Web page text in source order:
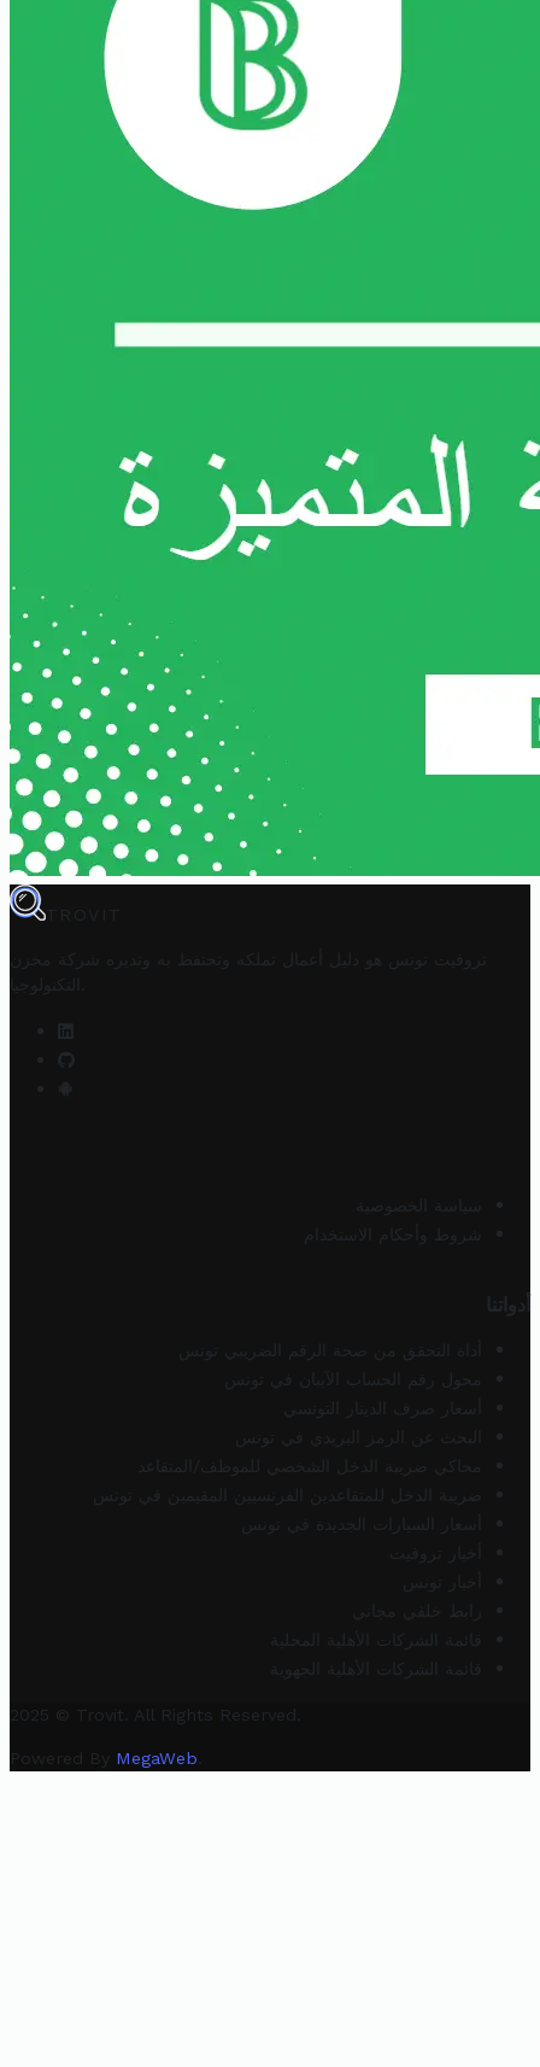
TROVIT
تروفيت تونس هو دليل أعمال تملكه وتحتفظ به وتديره
شركة مخزن
التكنولوجيا
سياسة الخصوصية
شروط وأحكام الاستخدام
أدواتنا
أداة التحقق من صحة الرقم الضريبي تونس
محول رقم الحساب الآيبان في تونس
أسعار صرف الدينار التونسي
البحث عن الرمز البريدي في تونس
محاكي ضريبة الدخل الشخصي للموظف/المتقاعد
ضريبة الدخل للمتقاعدين الفرنسيين المقيمين في تونس
أسعار السيارات الجديدة في تونس
أخبار تروفيت
أخبار تونس
رابط خلفي مجاني
قائمة الشركات الأهلية المحلية
قائمة الشركات الأهلية الجهوية
2025 © Trovit. All Rights Reserved.
Powered By MegaWeb